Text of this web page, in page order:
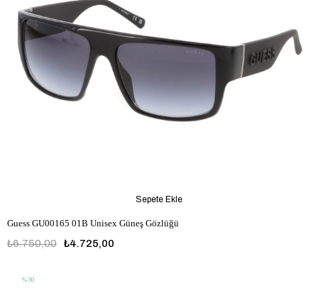
Guess GU00165 01B Unisex Güneş Gözlüğü
₺4.725,00
₺6.750,00
Sepete Ekle
%30